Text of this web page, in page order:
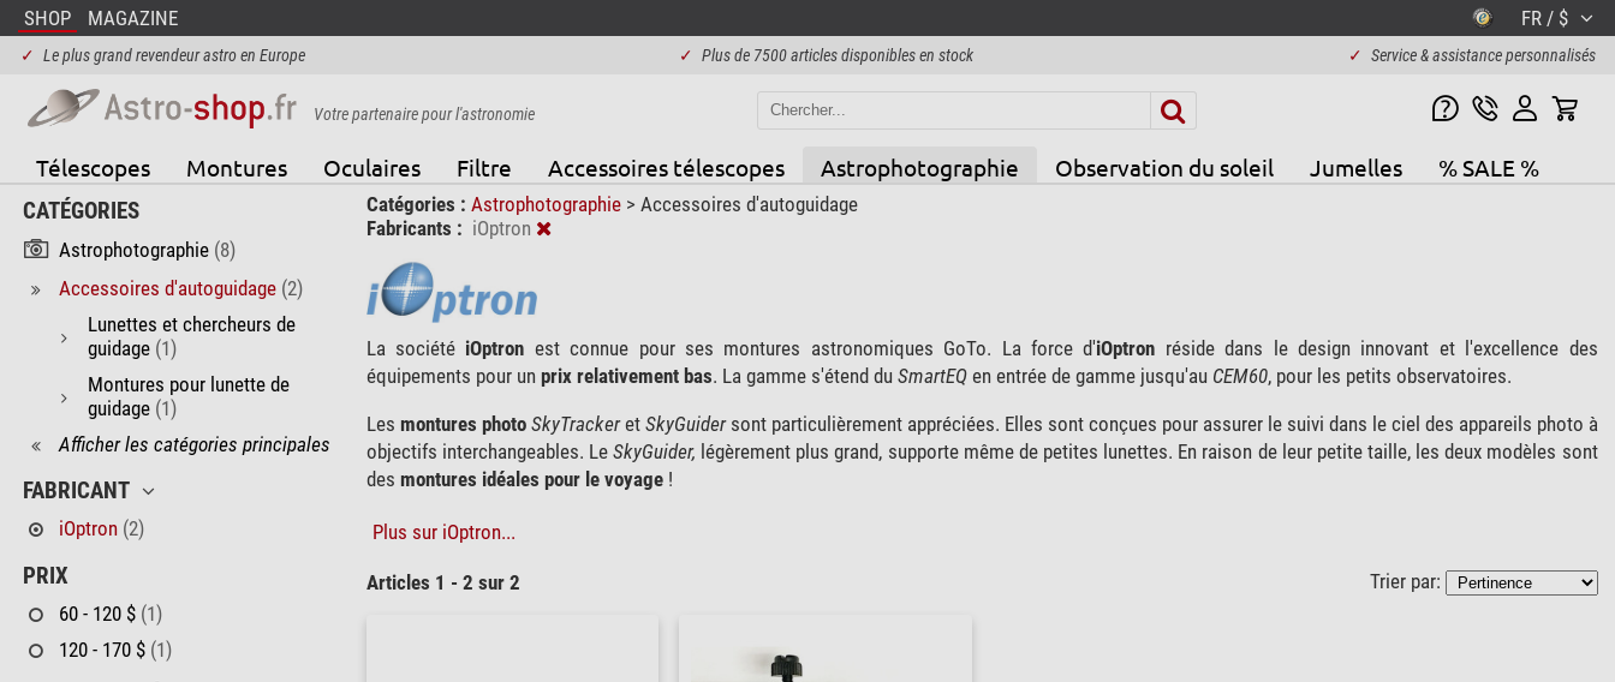
SHOP MAGAZINE FR / $
✓ Le plus grand revendeur astro en Europe ✓ Plus de 7500 articles disponibles en stock ✓ Service & assistance personnalisés
Votre partenaire pour l'astronomie
Télescopes Montures Oculaires Filtre Accessoires télescopes Astrophotographie Observation du soleil Jumelles % SALE %
CATÉGORIES
Astrophotographie (8)
Accessoires d'autoguidage (2)
Lunettes et chercheurs de
guidage (1)
Montures pour lunette de
guidage (1)
Afficher les catégories principales
FABRICANT
iOptron (2)
PRIX
60 - 120 $ (1)
120 - 170 $ (1)
Catégories : Astrophotographie > Accessoires d'autoguidage
Fabricants : iOptron
La société iOptron est connue pour ses montures astronomiques GoTo. La force d'iOptron réside dans le design innovant et l'excellence des
équipements pour un prix relativement bas. La gamme s'étend du SmartEQen entrée de gamme jusqu'au CEM60, pour les petits observatoires.
Les montures photo SkyTrackeret SkyGuidersont particulièrement appréciées. Elles sont conçues pour assurer le suivi dans le ciel des appareils photo à
objectifs interchangeables. Le SkyGuider, légèrement plus grand, supporte même de petites lunettes. En raison de leur petite taille, les deux modèles sont
des montures idéales pour le voyage!
Plus sur iOptron...
Articles 1 - 2 sur 2 Trier par: